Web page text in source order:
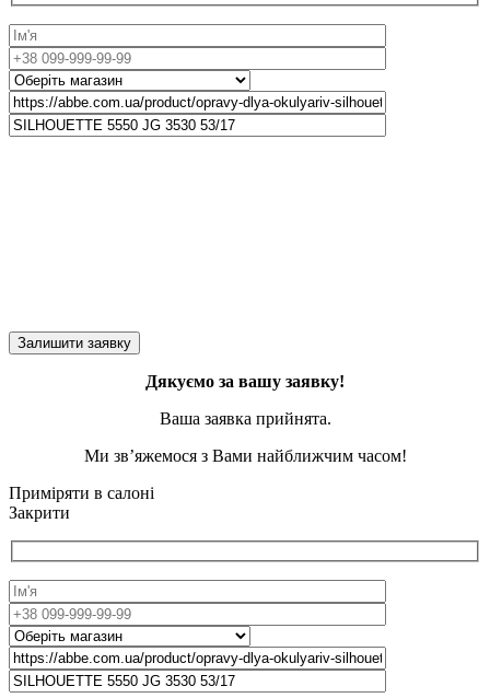
Дякуємо за вашу заявку!
Ваша заявка прийнята.
Ми зв’яжемося з Вами найближчим часом!
Приміряти в салоні
Закрити